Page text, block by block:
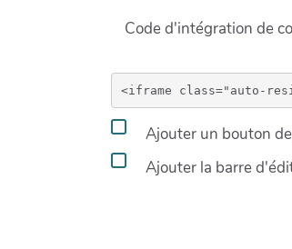
Code d'intégration de
Ajouter un bouton
Ajouter la barre